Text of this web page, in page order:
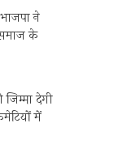
ने
समाज के
देगी
में